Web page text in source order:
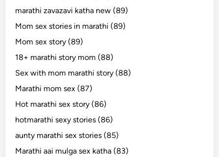
marathi zavazavi katha new (89)
Mom sex stories in marathi (89)
Mom sex story (89)
18+ marathi story mom (88)
Sex with mom marathi story (88)
Marathi mom sex (87)
Hot marathi sex story (86)
hotmarathi sexy stories (86)
aunty marathi sex stories (85)
Marathi aai mulga sex katha (83)